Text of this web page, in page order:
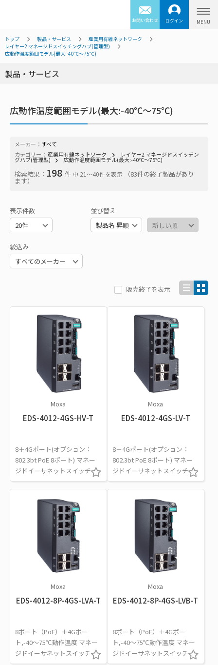
お問い合わせ ログイン
トップ 製品・サービス
産業用有線ネットワーク
レイヤー2 マネージドスイッチングハブ(管理型)
広動作温度範囲モデル(最大:-40℃～75℃)
製品・サービス
広動作温度範囲モデル(最大:-40℃～75℃)
メーカー： すべて
カテゴリー： 産業用有線ネットワーク レイヤー2 マネージドスイッチン
グハブ(管理型) 広動作温度範囲モデル(最大:-40℃～75℃)
検索結果： 198 件 中 21〜40件を表示 （83件の終了製品があり
ます）
表示件数 並び替え
絞込み
販売終了を表示
Moxa
EDS-4012-4GS-HV-T
8＋4Gポート(オプション：
802.3bt PoE 8ポート) マネー
ジドイーサネットスイッチ
Moxa
EDS-4012-4GS-LV-T
8＋4Gポート(オプション：
802.3bt PoE 8ポート) マネー
ジドイーサネットスイッチ
Moxa
EDS-4012-8P-4GS-LVA-T
8ポート（PoE）＋4Gポー
ト,-40～75℃動作温度 マネー
ジドイーサネットスイッチ
Moxa
EDS-4012-8P-4GS-LVB-T
8ポート（PoE）＋4Gポー
ト,-40～75℃動作温度 マネー
ジドイーサネットスイッチ